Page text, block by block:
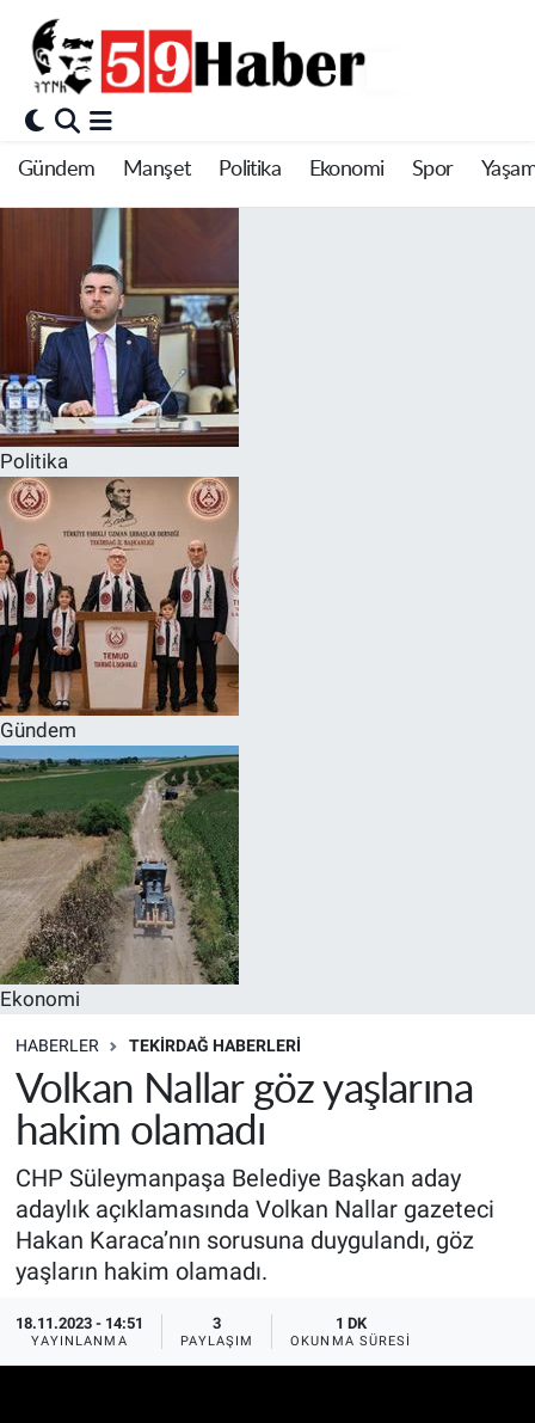
Gündem Manşet Politika Ekonomi Spor
Politika
Gündem
Ekonomi
HABERLER TEKIRDAĞ HABERLERI
Volkan Nallar göz yaşlarına
hakim olamadı
CHP Süleymanpaşa Belediye Başkan aday
adaylık açıklamasında Volkan Nallar gazeteci
Hakan Karaca’nın sorusuna duygulandı, göz
yaşların hakim olamadı.
18.11.2023 - 14:51
YAYINLANMA
3
PAYLAŞIM
1 DK
OKUNMA SÜRESI